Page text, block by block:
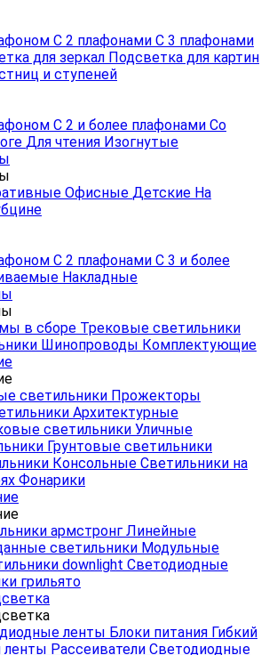
С 2 плафонами С 3 плафонами
для зеркал Подсветка для картин
и ступеней
С 2 и более плафонами Со
Для чтения Изогнутые
Офисные Детские На
С 2 плафонами С 3 и более
Накладные
в сборе Трековые светильники
Шинопроводы Комплектующие
светильники Прожекторы
Архитектурные
светильники Уличные
Грунтовые светильники
Консольные Светильники на
Фонарики
армстронг Линейные
светильники Модульные
downlight Светодиодные
грильято
ленты Блоки питания Гибкий
ленты Рассеиватели Светодиодные